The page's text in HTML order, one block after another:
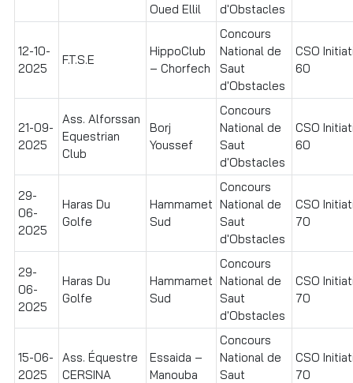
Oued Ellil
d'Obstacles
12-10-
2025
F.T.S.E
HippoClub
– Chorfech
Concours
National de
Saut
d'Obstacles
CSO
60
21-09-
2025
Ass. Alforssan
Equestrian
Club
Borj
Youssef
Concours
National de
Saut
d'Obstacles
CSO
60
29-
06-
2025
Haras Du
Golfe
Hammamet
Sud
Concours
National de
Saut
d'Obstacles
CSO
70
29-
06-
2025
Haras Du
Golfe
Hammamet
Sud
Concours
National de
Saut
d'Obstacles
CSO
70
15-06-
2025
Ass. Équestre
CERSINA
Essaida –
Manouba
Concours
National de
Saut
CSO
70